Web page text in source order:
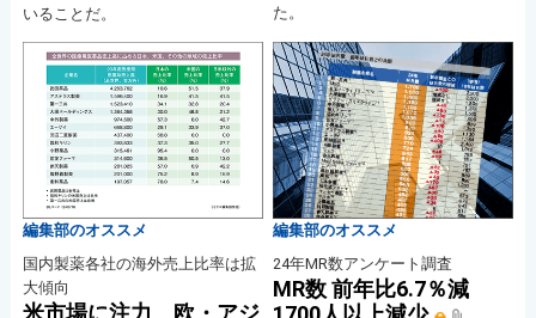
いることだ。
た。
編集部のオススメ
国内製薬各社の海外売上比率は拡
大傾向
米市場に注力 欧・アジ
編集部のオススメ
24年MR数アンケート調査
MR数 前年比6.7％減